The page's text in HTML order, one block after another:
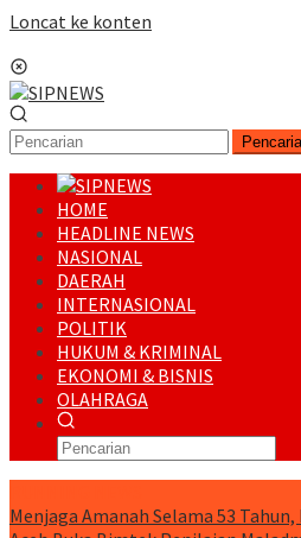
Loncat ke konten
HOME
HEADLINE NEWS
NASIONAL
DAERAH
INTERNASIONAL
POLITIK
HUKUM & KRIMINAL
EKONOMI & BISNIS
OLAHRAGA
Menjaga Amanah Selama 53